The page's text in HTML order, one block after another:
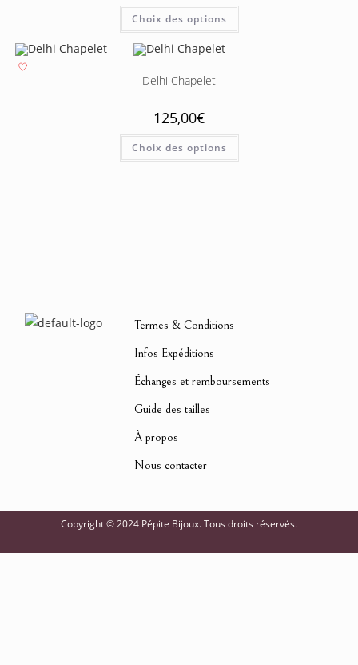
Choix des options
Delhi Chapelet
125,00€
Choix des options
Termes & Conditions
Infos Expéditions
Échanges et remboursements
Guide des tailles
À propos
Nous contacter
Copyright © 2024 Pépite Bijoux. Tous droits réservés.